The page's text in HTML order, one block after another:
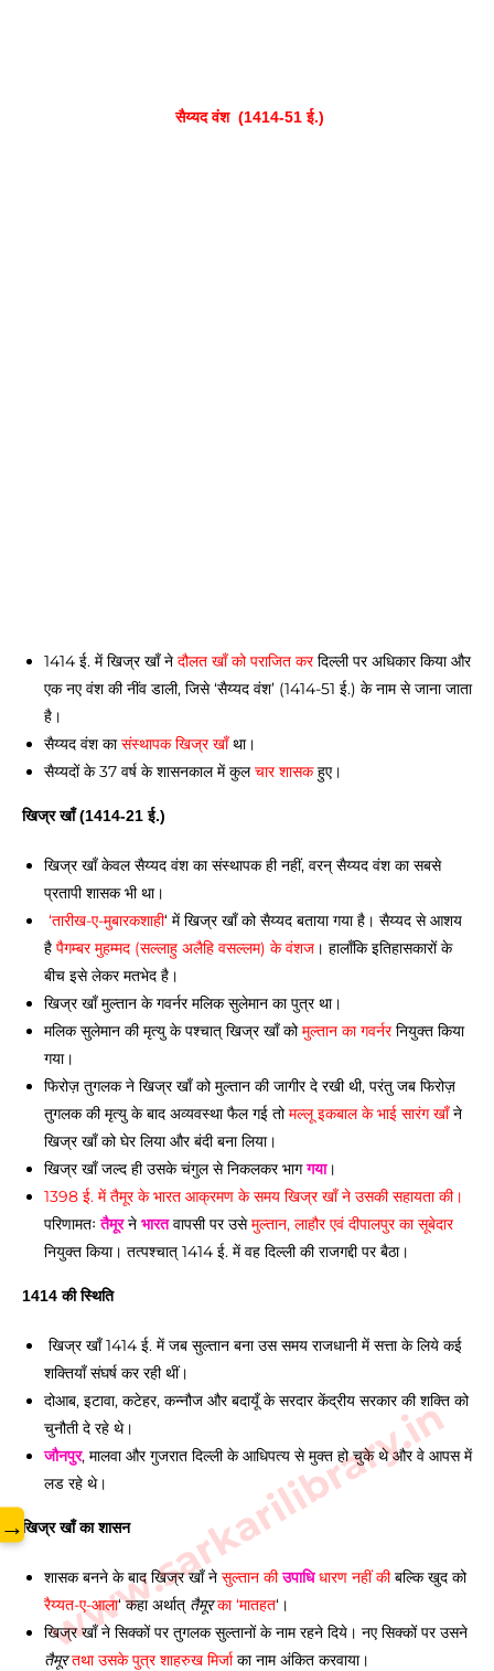
सैय्यद वंश  (1414-51 ई.)
1414 ई. में खिज्र खाँ ने दौलत खाँ को पराजित कर दिल्ली पर अधिकार किया और
एक नए वंश की नींव डाली, जिसे ‘सैय्यद वंश’ (1414-51 ई.) के नाम से जाना जाता
है।
सैय्यद वंश का संस्थापक खिज्र खाँ था।
सैय्यदों के 37 वर्ष के शासनकाल में कुल चार शासक हुए।
खिज्र खाँ (1414-21 ई.)
खिज्र खाँ केवल सैय्यद वंश का संस्थापक ही नहीं, वरन् सैय्यद वंश का सबसे
प्रतापी शासक भी था।
‘तारीख-ए-मुबारकशाही‘ में खिज्र खाँ को सैय्यद बताया गया है। सैय्यद से आशय
है पैगम्बर मुहम्मद (सल्लाहु अलैहि वसल्लम) के वंशज । हालाँकि इतिहासकारों के
बीच इसे लेकर मतभेद है।
खिज्र खाँ मुल्तान के गवर्नर मलिक सुलेमान का पुत्र था।
मलिक सुलेमान की मृत्यु के पश्चात् खिज्र खाँ को मुल्तान का गवर्नर नियुक्त किया
गया।
फिरोज़ तुगलक ने खिज्र खाँ को मुल्तान की जागीर दे रखी थी, परंतु जब फिरोज़
तुगलक की मृत्यु के बाद अव्यवस्था फैल गई तो मल्लू इकबाल के भाई सारंग खाँ ने
खिज्र खाँ को घेर लिया और बंदी बना लिया।
खिज्र खाँ जल्द ही उसके चंगुल से निकलकर भाग गया।
परिणामतः तैमूर ने भारत वापसी पर उसे मुल्तान, लाहौर एवं दीपालपुर का सूबेदार
नियुक्त किया। तत्पश्चात् 1414 ई. में वह दिल्ली की राजगद्दी पर बैठा।
1414 की स्थिति
खिज्र खाँ 1414 ई. में जब सुल्तान बना उस समय राजधानी में सत्ता के लिये कई
शक्तियाँ संघर्ष कर रही थीं।
दोआब, इटावा, कटेहर, कन्नौज और बदायूँ के सरदार केंद्रीय सरकार की शक्ति को
चुनौती दे रहे थे।
जौनपुर, मालवा और गुजरात दिल्ली के आधिपत्य से मुक्त हो चुके थे और वे आपस में
लड रहे थे।
खिज्र खाँ का शासन
शासक बनने के बाद खिज्र खाँ ने सुल्तान की उपाधि धारण नहीं की
बल्कि खुद को
रैय्यत-ए-आला‘ कहा अर्थात् तैमूर का ‘मातहत‘।
तैमूर तथा उसके पुत्र शाहरुख मिर्जा का नाम अंकित करवाया।
www.sarkarilibrary.in
→